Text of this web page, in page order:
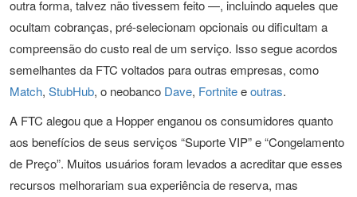
outra forma, talvez não tivessem feito —, incluindo aqueles que
ocultam cobranças, pré-selecionam opcionais ou dificultam a
compreensão do custo real de um serviço. Isso segue acordos
semelhantes da FTC voltados para outras empresas, como
Match, StubHub, o neobanco Dave, Fortniteeoutras.
A FTC alegou que a Hopper enganou os consumidores quanto
aos benefícios de seus serviços “Suporte VIP” e “Congelamento
de Preço”. Muitos usuários foram levados a acreditar que esses
recursos melhorariam sua experiência de reserva, mas